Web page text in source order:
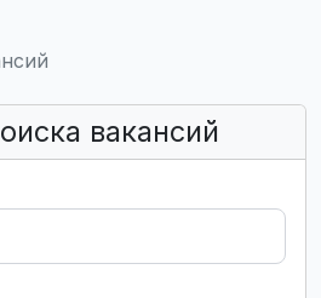
вакансий